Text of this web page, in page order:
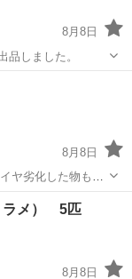
8月8日
しました。
ディング
8月8日
ヤ劣化した物もあ
換してください ノ
ラメ） 5匹
8月8日